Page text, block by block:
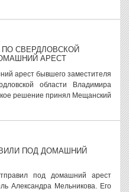
СВЕРДЛОВСКОЙ
АРЕСТ
арест бывшего заместителя
области Владимира
решение принял Мещанский
ПОД ДОМАШНИЙ
под домашний арест
Александра Мельникова. Его